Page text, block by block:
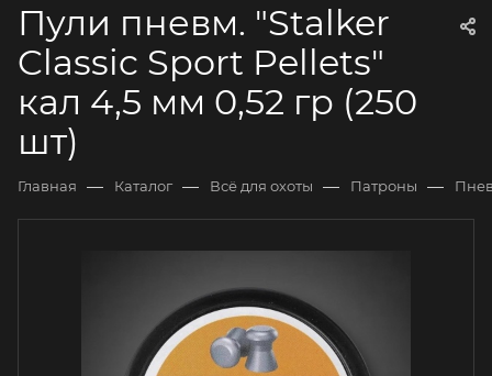
Пули пневм. "Stalker
Classic Sport Pellets"
кал 4,5 мм 0,52 гр (250
шт)
Главная — Каталог — Всё для охоты — Патроны —